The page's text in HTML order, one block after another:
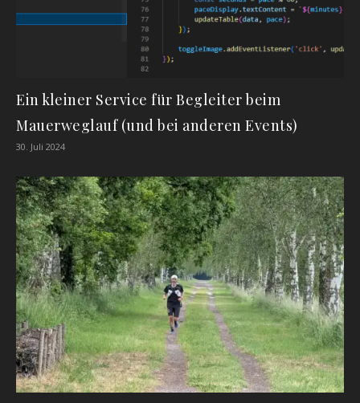
Ein kleiner Service für Begleiter beim
Mauerweglauf (und bei anderen Events)
30. Juli 2024